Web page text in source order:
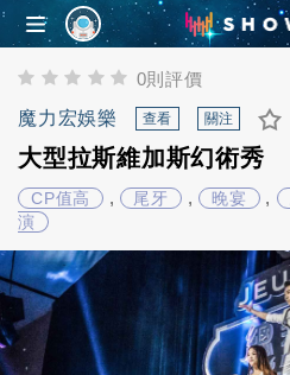
0則評價
魔力宏娛樂
查看 關注
大型拉斯維加斯幻術秀
CP值高 , 尾牙 , 晚宴 ,
演